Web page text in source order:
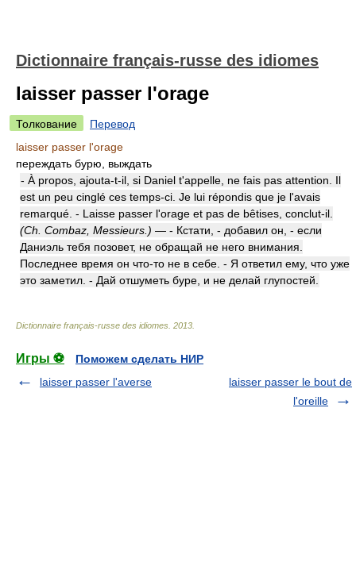
Dictionnaire français-russe des idiomes
laisser passer l'orage
Толкование
Перевод
laisser passer l'orage
переждать бурю, выждать
- À propos, ajouta-t-il, si Daniel t'appelle, ne fais pas attention. Il
est un peu cinglé ces temps-ci. Je lui répondis que je l'avais
remarqué. - Laisse passer l'orage et pas de bêtises, conclut-il.
(Ch. Combaz, Messieurs.) — - Кстати, - добавил он, - если
Даниэль тебя позовет, не обращай не него внимания.
Последнее время он что-то не в себе. - Я ответил ему, что уже
это заметил. - Дай отшуметь буре, и не делай глупостей.
Dictionnaire français-russe des idiomes 2013
Игры ⚽
Поможем сделать НИР
laisser passer l'averse
laisser passer le bout de
l'oreille